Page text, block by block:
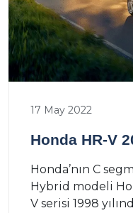
17 May 2022
Honda HR-V
Honda’nın C
Hybrid modeli
V serisi 1998